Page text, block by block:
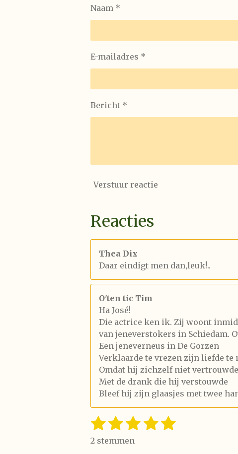
Naam *
E-mailadres *
Bericht *
Verstuur reactie
Reacties
Thea Dix
Daar eindigt men dan,leuk!..
O'ten tic Tim
Ha José!
Die actrice ken ik. Zij woont
van jeneverstokers in Schiedam.
Een jeneverneus in De Gorzen
Verklaarde te vrezen zijn liefde te
Omdat hij zichzelf niet vertrouwde
Met de drank die hij verstouwde
Bleef hij zijn glaasjes met twee
R
a
t
1
s
2
s
3
s
4 5
S
2 stemmen